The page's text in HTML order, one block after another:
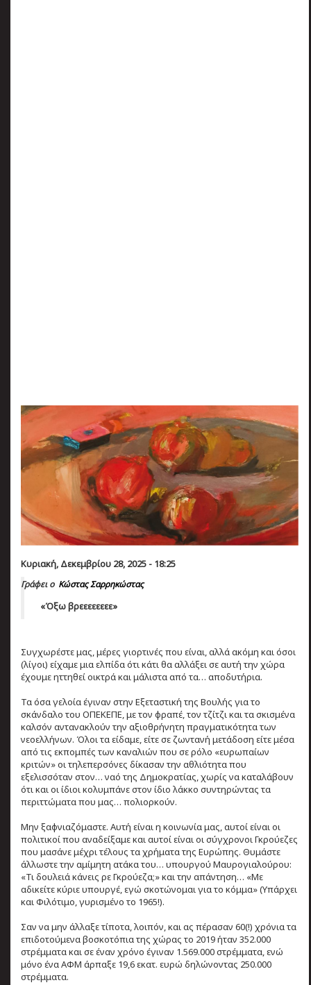
Κυριακή, Δεκεμβρίου 28, 2025 - 18:25
Γράφει ο Κώστας Σαρρηκώστας
«Όξω βρεεεεεεεε»
Συγχωρέστε μας, μέρες γιορτινές που είναι, αλλά ακόμη και όσοι
(λίγοι) είχαμε μια ελπίδα ότι κάτι θα αλλάξει σε αυτή την χώρα
έχουμε ηττηθεί οικτρά και μάλιστα από τα… αποδυτήρια.
Τα όσα γελοία έγιναν στην Εξεταστική της Βουλής για το
σκάνδαλο του ΟΠΕΚΕΠΕ, με τον φραπέ, τον τζίτζι και τα σκισμένα
καλσόν αντανακλούν την αξιοθρήνητη πραγματικότητα των
νεοελλήνων. Όλοι τα είδαμε, είτε σε ζωντανή μετάδοση είτε μέσα
από τις εκπομπές των καναλιών που σε ρόλο «ευρωπαίων
κριτών» οι τηλεπερσόνες δίκασαν την αθλιότητα που
εξελισσόταν στον… ναό της Δημοκρατίας, χωρίς να καταλάβουν
ότι και οι ίδιοι κολυμπάνε στον ίδιο λάκκο συντηρώντας τα
περιττώματα που μας… πολιορκούν.
Μην ξαφνιαζόμαστε. Αυτή είναι η κοινωνία μας, αυτοί είναι οι
πολιτικοί που αναδείξαμε και αυτοί είναι οι σύγχρονοι Γκρούεζες
που μασάνε μέχρι τέλους τα χρήματα της Ευρώπης. Θυμάστε
άλλωστε την αμίμητη ατάκα του… υπουργού Μαυρογιαλούρου:
«Τι δουλειά κάνεις ρε Γκρούεζα;» και την απάντηση… «Με
αδικείτε κύριε υπουργέ, εγώ σκοτώνομαι για το κόμμα» (Υπάρχει
και Φιλότιμο, γυρισμένο το 1965!).
Σαν να μην άλλαξε τίποτα, λοιπόν, και ας πέρασαν 60(!) χρόνια τα
επιδοτούμενα βοσκοτόπια της χώρας το 2019 ήταν 352.000
στρέμματα και σε έναν χρόνο έγιναν 1.569.000 στρέμματα, ενώ
μόνο ένα ΑΦΜ άρπαξε 19,6 εκατ. ευρώ δηλώνοντας 250.000
στρέμματα.